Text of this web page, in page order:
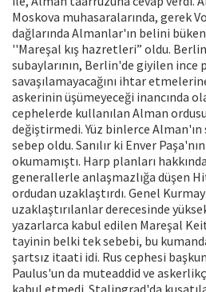
Moskova muhasaralarında, gerek
dağlarında Almanlar'ın belini
''Mareşal kış hazretleri” oldu.
subaylarının, Berlin'de giyilen ince
savaşılamayacağını ihtar
askerinin üşümeyeceği inancında
cephelerde kullanılan Alman
değiştirmedi. Yüz binlerce Alman'ın
sebep oldu. Sanılır ki Enver
okumamıştı. Harp planları
generallerle anlaşmazlığa düşen
ordudan uzaklaştırdı. Genel Kurmay
uzaklaştırılanlar derecesinde
yazarlarca kabul edilen Mareşal
tayinin belki tek sebebi, bu
şartsız itaati idi. Rus cephesi
Paulus'un da muteaddid ve